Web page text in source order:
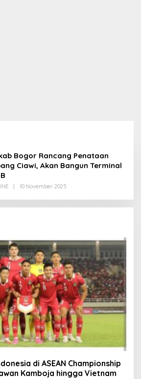
Bogor Rancang Penataan
Ciawi, Akan Bangun Terminal
10 November 2025
di ASEAN Championship
Kamboja hingga Vietnam